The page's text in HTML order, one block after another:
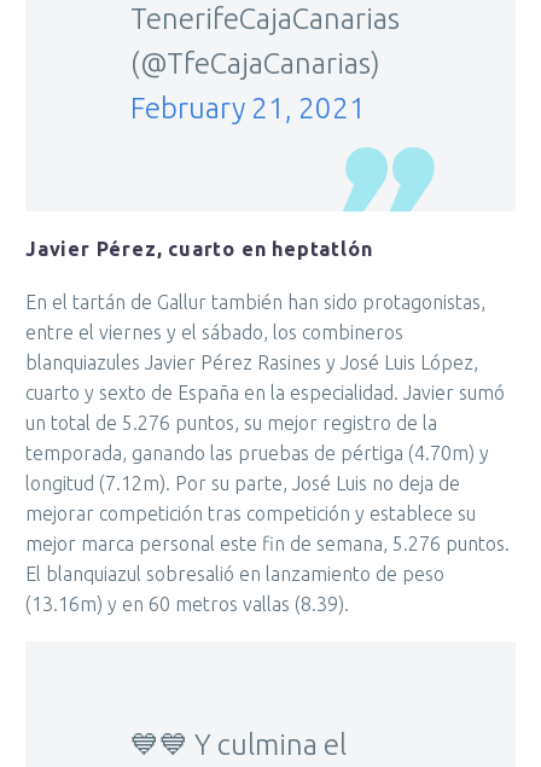
TenerifeCajaCanarias
(@TfeCajaCanarias)
February 21, 2021
Javier Pérez, cuarto en heptatlón
En el tartán de Gallur también han sido protagonistas,
entre el viernes y el sábado, los combineros
blanquiazules Javier Pérez Rasines y José Luis López,
cuarto y sexto de España en la especialidad. Javier sumó
un total de 5.276 puntos, su mejor registro de la
temporada, ganando las pruebas de pértiga (4.70m) y
longitud (7.12m). Por su parte, José Luis no deja de
mejorar competición tras competición y establece su
mejor marca personal este fin de semana, 5.276 puntos.
El blanquiazul sobresalió en lanzamiento de peso
(13.16m) y en 60 metros vallas (8.39).
💙💙 Y culmina el